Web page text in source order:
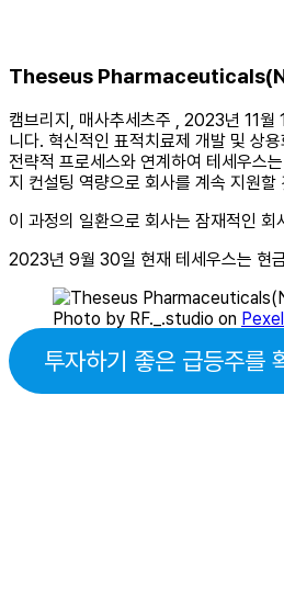
Theseus
캠브리지, 매사추세츠주 , 2023년 11
니다. 혁신적인 표적치료제 개발 및 상
전략적 프로세스와 연계하여 테세우
지 컨설팅 역량으로 회사를 계속 지원할
이 과정의 일환으로 회사는 잠재적인
2023년 9월 30일 현재 테세우스는 현
Photo by RF._.studio on
투자하기 좋은 급등주를